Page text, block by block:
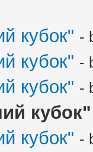
кубок" -
кубок" -
кубок" -
кубок"
кубок" -